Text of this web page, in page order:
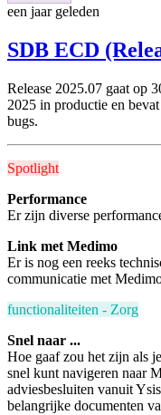
een jaar geleden
SDB ECD
Release 2025.07 gaat op
2025 in productie en bevat
bugs.
Spotlight
Performance
Er zijn diverse
Link met Medimo
Er is nog een reeks
communicatie met
functionaliteiten - Zorg
Snel naar ...
Hoe gaaf zou het zijn als
snel kunt navigeren naar
adviesbesluiten vanuit
belangrijke documenten